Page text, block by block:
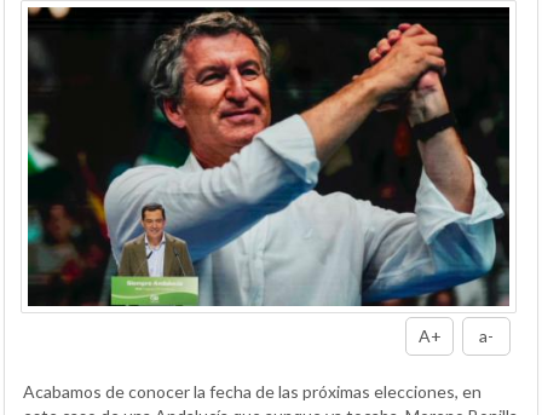
A+ a-
Acabamos de conocer la fecha de las próximas elecciones, en